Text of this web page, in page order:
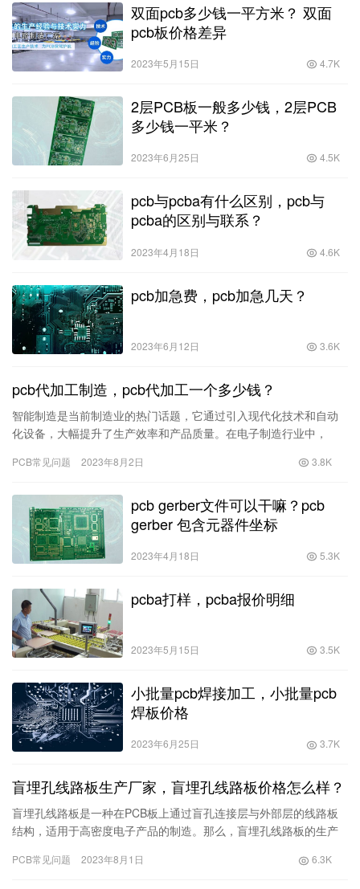
双面pcb多少钱一平方米？ 双面
pcb板价格差异
2023年5月15日 4.7K
2层PCB板一般多少钱，2层PCB
多少钱一平米？
2023年6月25日 4.5K
pcb与pcba有什么区别，pcb与
pcba的区别与联系？
2023年4月18日 4.6K
pcb加急费，pcb加急几天？
2023年6月12日 3.6K
pcb代加工制造，pcb代加工一个多少钱？
智能制造是当前制造业的热门话题，它通过引入现代化技术和自动
化设备，大幅提升了生产效率和产品质量。在电子制造行业中，
代加…
PCB常见问题 2023年8月2日 3.8K
pcb gerber文件可以干嘛？pcb
gerber 包含元器件坐标
2023年4月18日 5.3K
pcba打样，pcba报价明细
2023年5月15日 3.5K
小批量pcb焊接加工，小批量pcb
焊板价格
2023年6月25日 3.7K
盲埋孔线路板生产厂家，盲埋孔线路板价格怎么样？
盲埋孔线路板是一种在PCB板上通过盲孔连接层与外部层的线路板
结构，适用于高密度电子产品的制造。那么，盲埋孔线路板的生产
介绍…
PCB常见问题 2023年8月1日 6.3K